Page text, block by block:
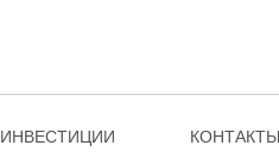
ИНВЕСТИЦИИ КОНТАКТЫ